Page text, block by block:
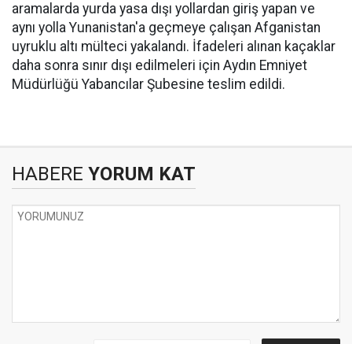
aramalarda yurda yasa dışı yollardan giriş yapan ve
aynı yolla Yunanistan'a geçmeye çalışan Afganistan
uyruklu altı mülteci yakalandı. İfadeleri alınan kaçaklar
daha sonra sınır dışı edilmeleri için Aydın Emniyet
Müdürlüğü Yabancılar Şubesine teslim edildi.
HABERE YORUM KAT